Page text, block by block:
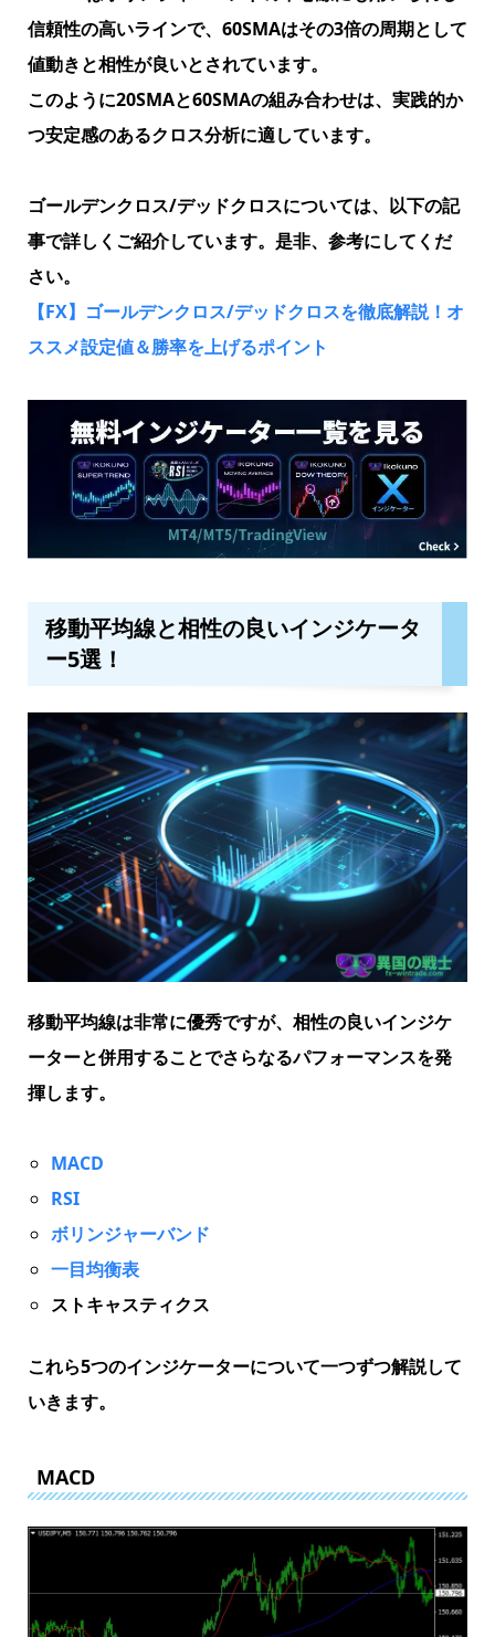
信頼性の高いラインで、60SMAはその3倍の周期として
値動きと相性が良いとされています。
このように20SMAと60SMAの組み合わせは、実践的か
つ安定感のあるクロス分析に適しています。
ゴールデンクロス/デッドクロスについては、以下の記
事で詳しくご紹介しています。是非、参考にしてくだ
さい。
【FX】ゴールデンクロス/デッドクロスを徹底解説！オ
ススメ設定値＆勝率を上げるポイント
移動平均線と相性の良いインジケータ
ー5選！
移動平均線は非常に優秀ですが、相性の良いインジケ
ーターと併用することでさらなるパフォーマンスを発
揮します。
MACD
RSI
ボリンジャーバンド
一目均衡表
ストキャスティクス
これら5つのインジケーターについて一つずつ解説して
いきます。
MACD